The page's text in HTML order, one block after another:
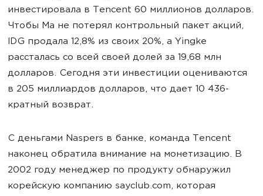
инвестировала в Tencent 60 миллионов долларов.
Чтобы Ма не потерял контрольный пакет акций,
IDG продала 12,8% из своих 20%, а Yingke
рассталась со всей своей долей за 19,68 млн
долларов. Сегодня эти инвестиции оцениваются
в 205 миллиардов долларов, что дает 10 436-
кратный возврат.
С деньгами Naspers в банке, команда Tencent
наконец обратила внимание на монетизацию. В
2002 году менеджер по продукту обнаружил
корейскую компанию sayclub.com, которая